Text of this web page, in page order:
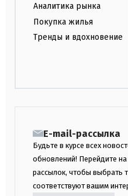
Аналитика рынка
Покупка жилья
Тренды и вдохновение
E-mail-рассылка
Будьте в курсе всех
обновлений! Перейдите на
рассылок, чтобы выбрать
соответствуют вашим